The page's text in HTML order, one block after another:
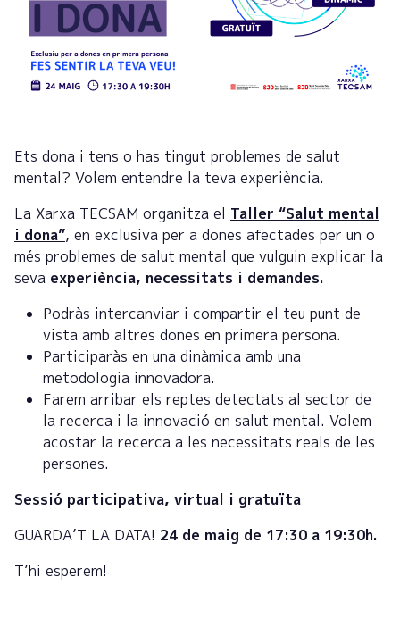
Ets dona i tens o has tingut problemes de salut
mental? Volem entendre la teva experiència.
La Xarxa TECSAM organitza el Taller “Salut mental
i dona”, en exclusiva per a dones afectades per un o
més problemes de salut mental que vulguin explicar la
seva experiència, necessitats i demandes.
Podràs intercanviar i compartir el teu punt de
vista amb altres dones en primera persona.
Participaràs en una dinàmica amb una
metodologia innovadora.
Farem arribar els reptes detectats al sector de
la recerca i la innovació en salut mental. Volem
acostar la recerca a les necessitats reals de les
persones.
Sessió participativa, virtual i gratuïta
GUARDA’T LA DATA! 24 de maig de 17:30 a 19:30h.
T’hi esperem!